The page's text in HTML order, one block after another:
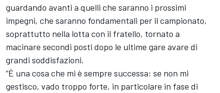
guardando avanti a quelli che saranno i prossimi
impegni, che saranno fondamentali per il campionato,
soprattutto nella lotta con il fratello, tornato a
macinare secondi posti dopo le ultime gare avare di
grandi soddisfazioni.
“È una cosa che mi è sempre successa: se non mi
gestisco, vado troppo forte, in particolare in fase di